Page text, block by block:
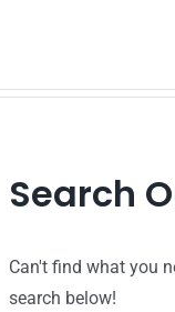
Search
Can't find what you
search below!